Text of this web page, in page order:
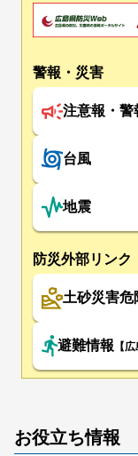
警報・災害
注意報・警
台風
地震
防災外部リンク
土砂災害危
避難情報 【
お役立ち情報